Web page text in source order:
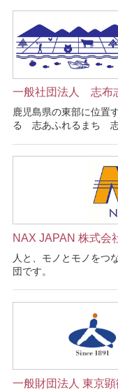
一般社団法人 志布
鹿児島県の東部に位置
る 志あふれるまち 志
NAX JAPAN 株式会
人と、モノとモノをつ
団です。
一般財団法人 東京